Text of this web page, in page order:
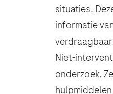
situaties.
informatie
Niet-
onderzoek.
Vraag
Vraag
By clicking